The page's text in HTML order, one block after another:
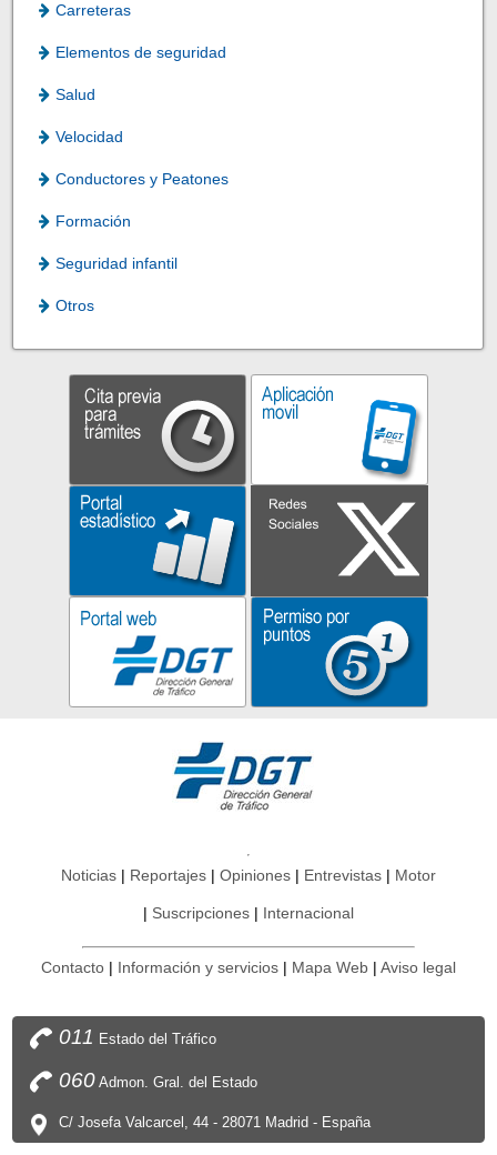
Carreteras
Elementos de seguridad
Salud
Velocidad
Conductores y Peatones
Formación
Seguridad infantil
Otros
Noticias Reportajes Opiniones Entrevistas Motor
Suscripciones Internacional
Contacto Información y servicios Mapa Web Aviso legal
011 Estado del Tráfico
060Admon. Gral. del Estado
C/ Josefa Valcarcel, 44 - 28071 Madrid - España